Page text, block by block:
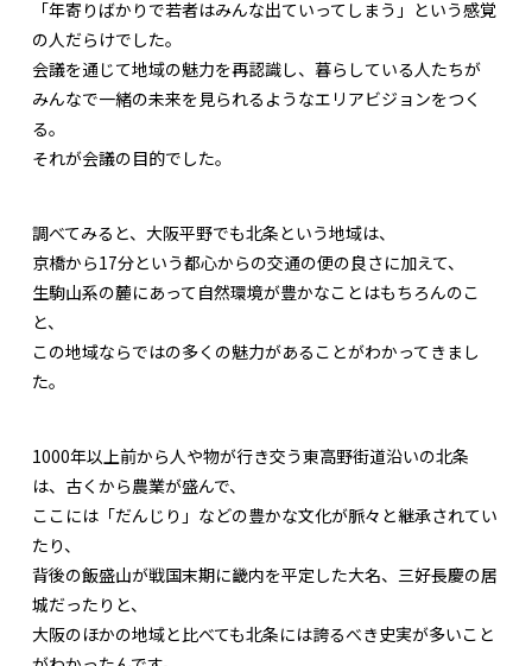
「年寄りばかりで若者はみんな出ていってしまう」という感覚
の人だらけでした。
会議を通じて地域の魅力を再認識し、暮らしている人たちが
みんなで一緒の未来を見られるようなエリアビジョンをつく
る。
それが会議の目的でした。
調べてみると、大阪平野でも北条という地域は、
京橋から17分という都心からの交通の便の良さに加えて、
生駒山系の麓にあって自然環境が豊かなことはもちろんのこ
と、
この地域ならではの多くの魅力があることがわかってきまし
た。
1000年以上前から人や物が行き交う東高野街道沿いの北条
は、古くから農業が盛んで、
ここには「だんじり」などの豊かな文化が脈々と継承されてい
たり、
背後の飯盛山が戦国末期に畿内を平定した大名、三好長慶の居
城だったりと、
大阪のほかの地域と比べても北条には誇るべき史実が多いこと